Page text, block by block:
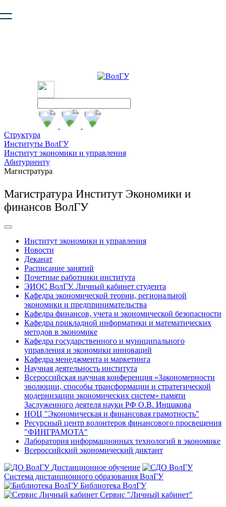
безопасную работу с сайтом. Пожалуйста
Структура
Институты ВолГУ
Институт экономики и управления
Абитуриенту
Магистратура
Магистратура Институт Экономики и
финансов ВолГУ
Институт экономики и управления
Новости
Деканат
Расписание занятий
Почетные работники института
ЭИОС ВолГУ. Личный кабинет студента
Кафедра экономической теории, региональной
экономики и предпринимательства
Кафедра финансов, учета и экономической безопасности
Кафедра прикладной информатики и математических
методов в экономике
Кафедра государственного и муниципального
управления и экономики инноваций
Кафедра менеджмента и маркетинга
Научная деятельность института
Всероссийская научная конференция «Закономерности
эволюции, способы трансформации и стратегической
модернизации экономических систем» памяти
Заслуженного деятеля науки РФ О.В. Иншакова
НОЦ "Экономическая и финансовая грамотность"
Ресурсный центр волонтеров финансового просвещения
"ФИНГРАМОТА"
Лаборатория информационных технологий в экономике
Всероссийский экономический диктант
Дистанционное обучение
Система дистанционного образования ВолГУ
Библиотека ВолГУ
Сервис "Личный кабинет"